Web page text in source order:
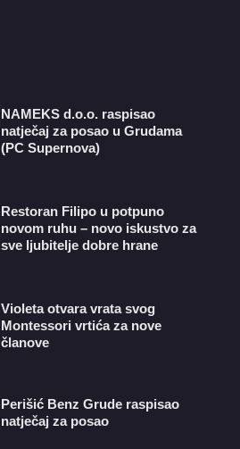
NAMEKS d.o.o. raspisao
natječaj za posao u Grudama
(PC Supernova)
Restoran Filipo u potpuno
novom ruhu – novo iskustvo za
sve ljubitelje dobre hrane
Violeta otvara vrata svog
Montessori vrtića za nove
članove
Perišić Benz Grude raspisao
natječaj za posao